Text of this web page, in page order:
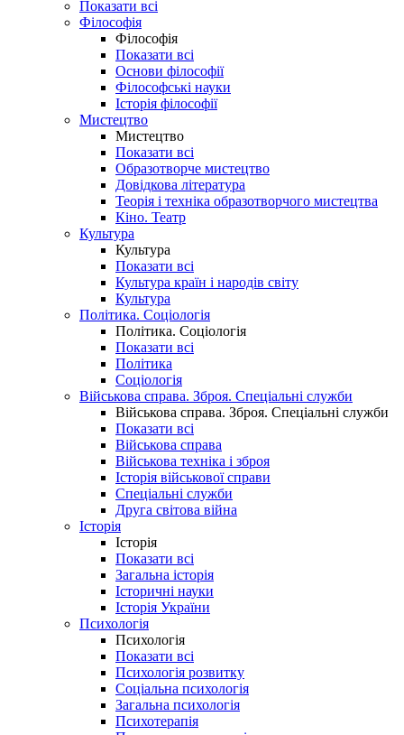
Показати всі
Філософія
Філософія
Показати всі
Основи філософії
Філософські науки
Історія філософії
Мистецтво
Мистецтво
Показати всі
Образотворче мистецтво
Довідкова література
Теорія і техніка образотворчого мистецтва
Кіно. Театр
Культура
Культура
Показати всі
Культура країн і народів світу
Культура
Політика. Соціологія
Політика. Соціологія
Показати всі
Політика
Соціологія
Військова справа. Зброя. Спеціальні служби
Військова справа. Зброя. Спеціальні служби
Показати всі
Військова справа
Військова техніка і зброя
Історія військової справи
Спеціальні служби
Друга світова війна
Історія
Історія
Показати всі
Загальна історія
Історичні науки
Історія України
Психологія
Психологія
Показати всі
Психологія розвитку
Соціальна психологія
Загальна психологія
Психотерапія